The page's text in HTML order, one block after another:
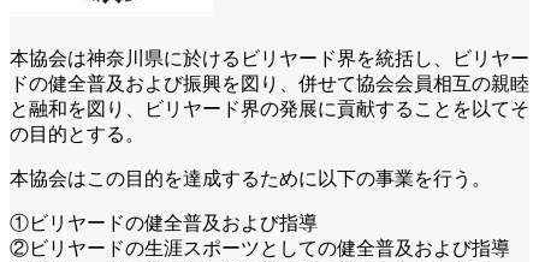
本協会は神奈川県に於けるビリヤード界を統括し、ビリヤー
ドの健全普及および振興を図り、併せて協会会員相互の親睦
と融和を図り、ビリヤード界の発展に貢献することを以てそ
の目的とする。
本協会はこの目的を達成するために以下の事業を⾏う。
①ビリヤードの健全普及および指導
②ビリヤードの生涯スポーツとしての健全普及および指導